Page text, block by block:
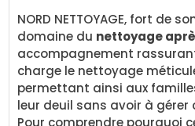
NORD NETTOYAGE, fort de
domaine du nettoyage
accompagnement
charge le nettoyage
permettant ainsi aux
leur deuil sans avoir à gérer